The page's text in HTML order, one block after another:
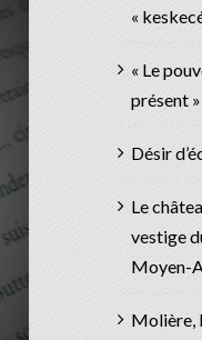
«
« Le
présent »
Désir
Le
vestige
Moyen-
Molière,